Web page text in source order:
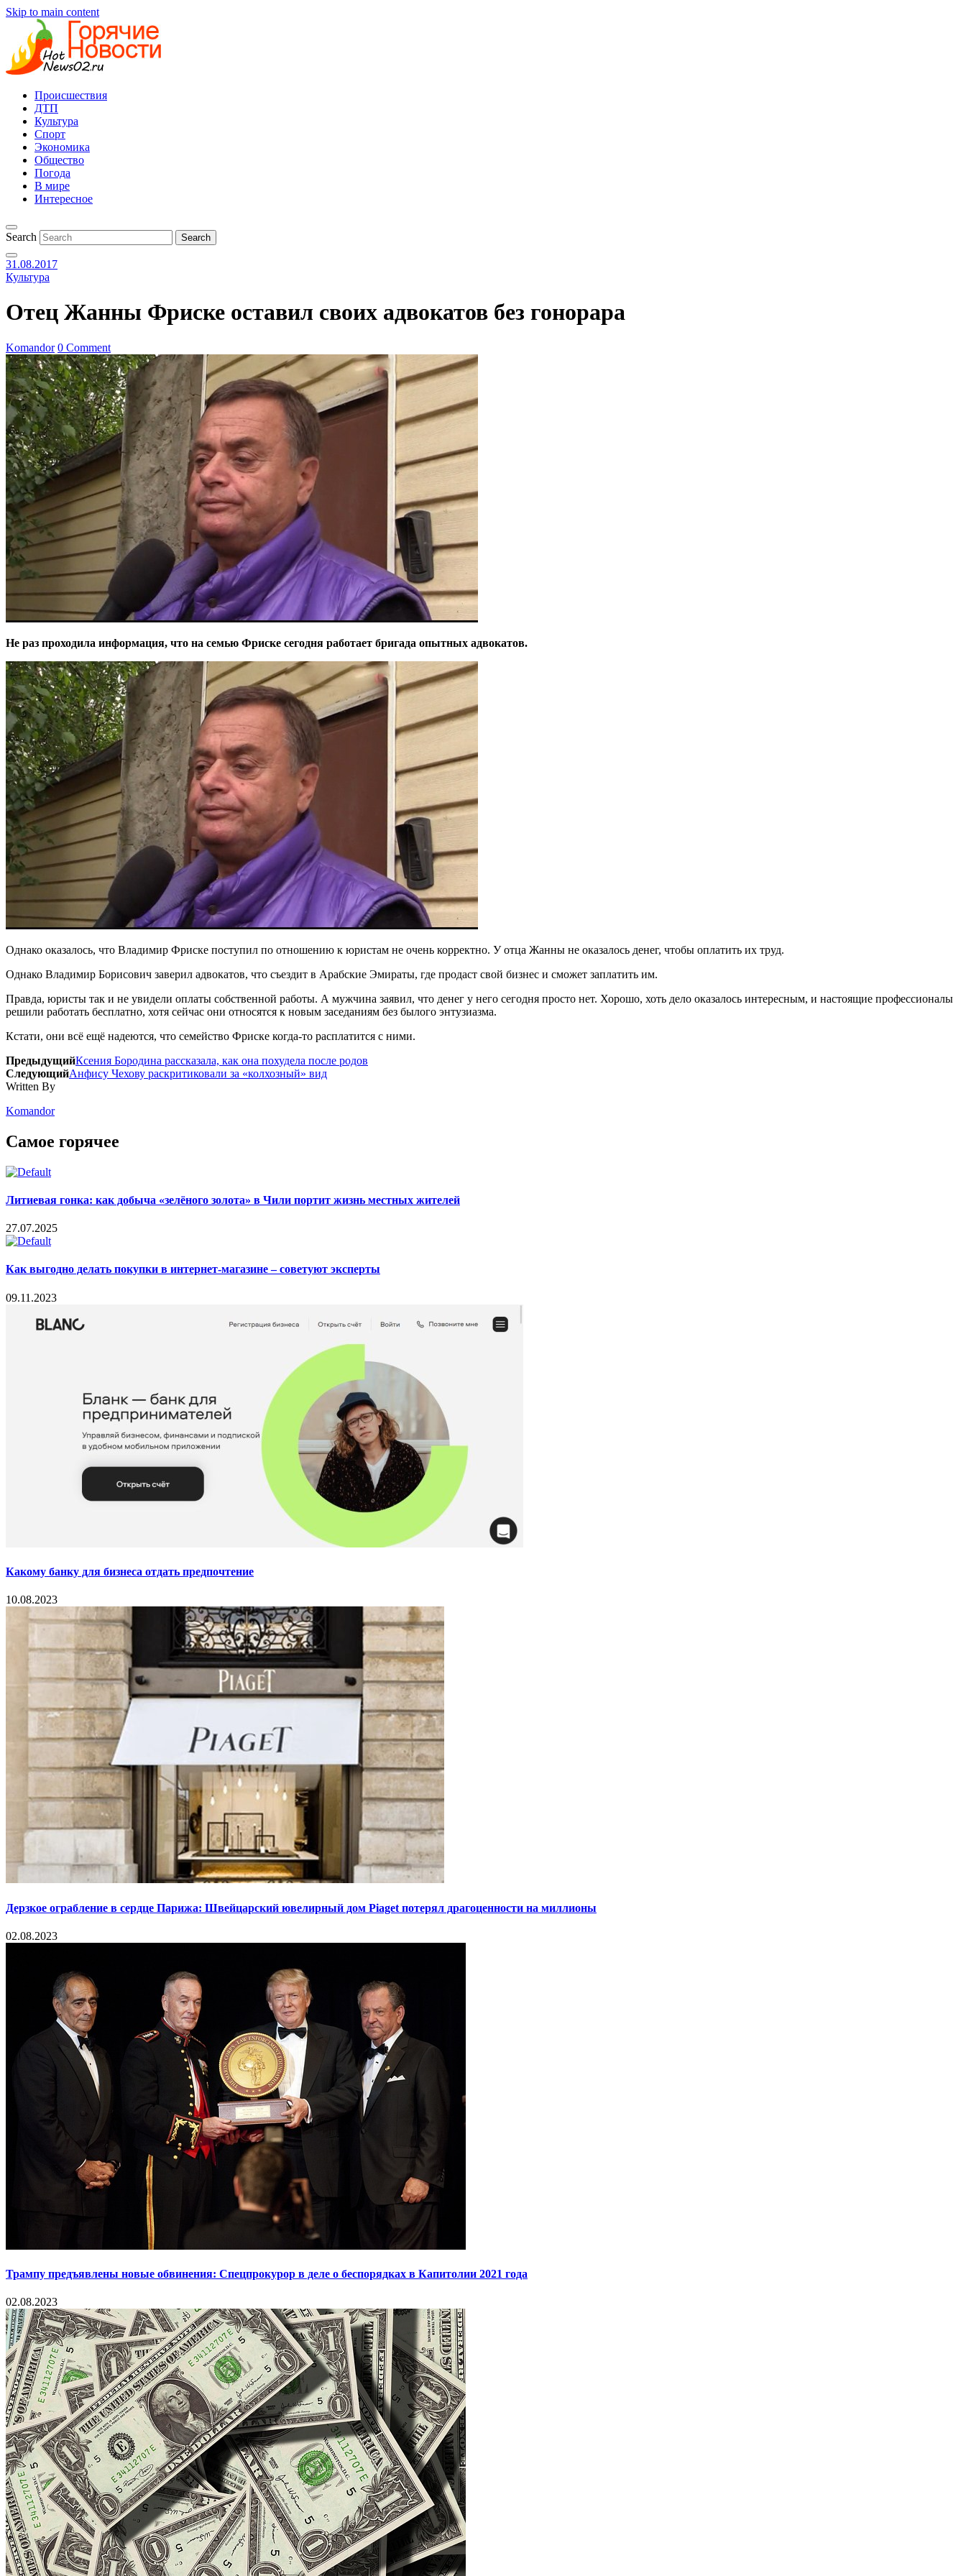
Skip to main content
Происшествия
ДТП
Культура
Спорт
Экономика
Общество
Погода
В мире
Интересное
Search
31.08.2017
Культура
Отец Жанны Фриске оставил своих адвокатов без гонорара
Komandor 0 Comment
Не раз проходила информация, что на семью Фриске сегодня работает бригада опытных адвокатов.
Однако оказалось, что Владимир Фриске поступил по отношению к юристам не очень корректно. У отца Жанны не оказалось денег, чтобы оплатить их труд.
Однако Владимир Борисович заверил адвокатов, что съездит в Арабские Эмираты, где продаст свой бизнес и сможет заплатить им.
Правда, юристы так и не увидели оплаты собственной работы. А мужчина заявил, что денег у него сегодня просто нет. Хорошо, хоть дело оказалось интересным, и настоящие профессионалы
решили работать бесплатно, хотя сейчас они относятся к новым заседаниям без былого энтузиазма.
Кстати, они всё ещё надеются, что семейство Фриске когда-то расплатится с ними.
ПредыдущийКсения Бородина рассказала, как она похудела после родов
СледующийАнфису Чехову раскритиковали за «колхозный» вид
Written By
Komandor
Самое горячее
Литиевая гонка: как добыча «зелёного золота» в Чили портит жизнь местных жителей
27.07.2025
Как выгодно делать покупки в интернет-магазине – советуют эксперты
09.11.2023
Какому банку для бизнеса отдать предпочтение
10.08.2023
Дерзкое ограбление в сердце Парижа: Швейцарский ювелирный дом Piaget потерял драгоценности на миллионы
02.08.2023
Трампу предъявлены новые обвинения: Спецпрокурор в деле о беспорядках в Капитолии 2021 года
02.08.2023